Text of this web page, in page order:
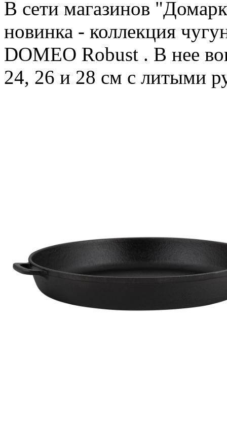
В сети магазинов
новинка - коллекция
DOMEO Robust . В нее
24, 26 и 28 см с литыми